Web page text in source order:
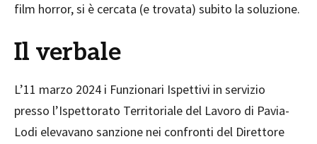
film horror, si è cercata (e trovata) subito la soluzione.
Il verbale
L’11 marzo 2024 i Funzionari Ispettivi in servizio
presso l’Ispettorato Territoriale del Lavoro di Pavia-
Lodi elevavano sanzione nei confronti del Direttore